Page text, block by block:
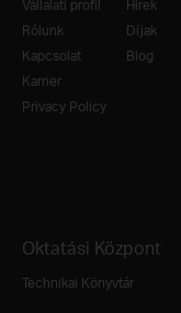
Vállalati profil
Rólunk
Kapcsolat
Karrier
Privacy Policy
Hírek
Díjak
Blog
Oktatási Központ
Technikai Könyvtár